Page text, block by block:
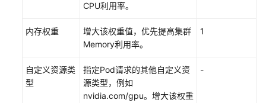
一
集
CPU利用率。
内存权重
增大该权重值，优先提高集群
Memory利用率。
1
自定义资源类
型
指定Pod请求的其他自定义资
源类型，例如
nvidia.com/gpu。增大该权重
-